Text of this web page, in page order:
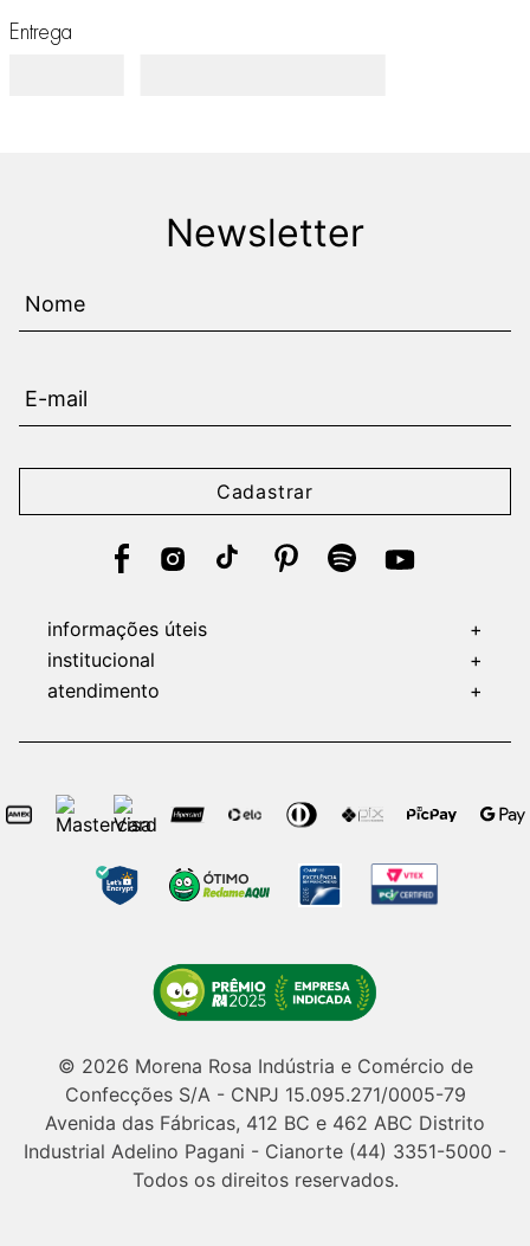
Entrega
Newsletter
Cadastrar
informações úteis
+
institucional
+
atendimento
+
© 2026 Morena Rosa Indústria e Comércio de
Confecções S/A - CNPJ 15.095.271/0005-79
Avenida das Fábricas, 412 BC e 462 ABC Distrito
Industrial Adelino Pagani - Cianorte (44) 3351-5000 -
Todos os direitos reservados.